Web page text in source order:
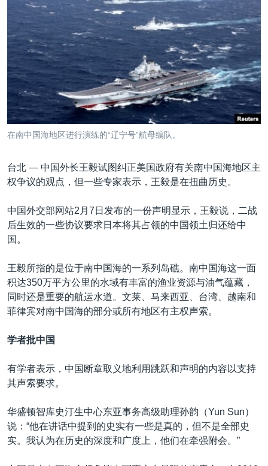
转
检
中东
欧洲
非洲
美洲
全球议题
人权·法律·宗教
科教·文娱·体健
军事
劳工
环境
热点专题
白宫要闻
国会报道
美中关系
美国建国250周年
埃博拉疫情
重要讲话与声明
台海两岸关系
南中国海争端
关注西藏
GEN Z 看美国
VOA视频
VOA今日焦点
中文广播
关注我们
在南中国海地区进行演练的“辽宁号”航母编队。
台北 — 中国外长王毅试图纠正美国政府有关南中国海地区主
权争议的观点，但一些专家表示，王毅是在扭曲历史。
中国外交部网站2月7日发布的一份声明显示，王毅说，二战
后生效的一些协议要求日本将其占领的中国领土归还给中
国。
王毅所指的是位于南中国海的一系列岛礁。南中国海这一面
积达350万平方公里的水域有丰富的渔业资源与油气蕴藏，
同时还是重要的航运水道。文莱、马来西亚、台湾、越南和
菲律宾对南中国海的部分或所有地区有主权声索。
学者批中国
有学者表示，中国断章取义地利用跳跃和声明的内容以支持
其声索要求。
华盛顿智库史汀生中心东亚事务高级助理孙韵（Yun Sun）
说：“他在讲话中提到的史实有一些是真的，但不是全部史
实。我认为在历史的深度和广度上，他们在牵强附会。”